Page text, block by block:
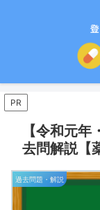
PR
【令和元
去問解説【
過去問題・解説